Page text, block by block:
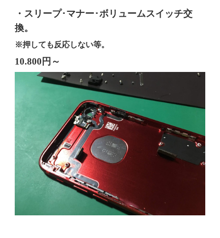
・スリープ･マナー･ボリュームスイッチ交
換。
※押しても反応しない等。
10.800円～